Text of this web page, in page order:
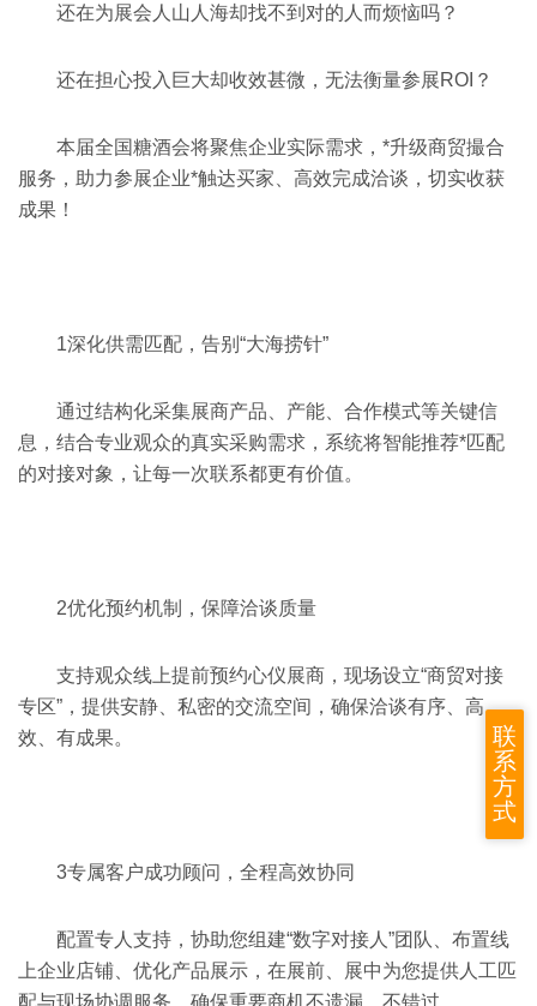
还在为展会人山人海却找不到对的人而烦恼吗？
还在担心投入巨大却收效甚微，无法衡量参展ROI？
本届全国糖酒会将聚焦企业实际需求，*升级商贸撮合
服务，助力参展企业*触达买家、高效完成洽谈，切实收获
成果！
1深化供需匹配，告别“大海捞针”
通过结构化采集展商产品、产能、合作模式等关键信
息，结合专业观众的真实采购需求，系统将智能推荐*匹配
的对接对象，让每一次联系都更有价值。
2优化预约机制，保障洽谈质量
支持观众线上提前预约心仪展商，现场设立“商贸对接
专区”，提供安静、私密的交流空间，确保洽谈有序、高
效、有成果。
3专属客户成功顾问，全程高效协同
配置专人支持，协助您组建“数字对接人”团队、布置线
上企业店铺、优化产品展示，在展前、展中为您提供人工匹
配与现场协调服务，确保重要商机不遗漏、不错过。
联
系
方
式